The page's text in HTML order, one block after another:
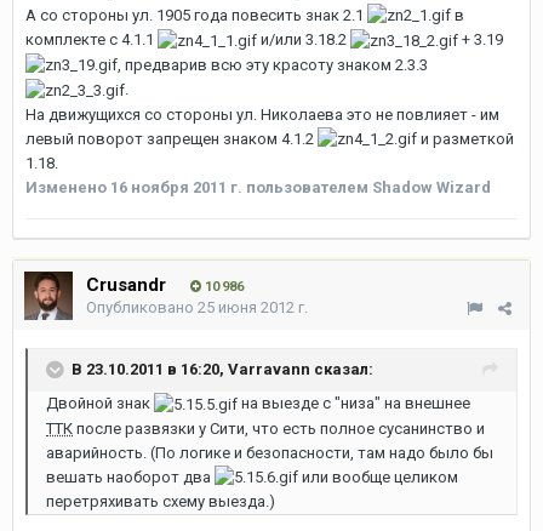
А со стороны ул. 1905 года повесить знак 2.1
в
комплекте с 4.1.1
и/или 3.18.2
+ 3.19
, предварив всю эту красоту знаком 2.3.3
.
На движущихся со стороны ул. Николаева это не повлияет - им
левый поворот запрещен знаком 4.1.2
и разметкой
1.18.
Изменено 16 ноября 2011 г. пользователем Shadow Wizard
Crusandr 10 986
Опубликовано 25 июня 2012 г.
В 23.10.2011 в 16:20, Varravann сказал:
Двойной знак
на выезде с "низа" на внешнее
ТТК после развязки у Сити, что есть полное сусанинство и
аварийность. (По логике и безопасности, там надо было бы
вешать наоборот два
или вообще целиком
перетряхивать схему выезда.)